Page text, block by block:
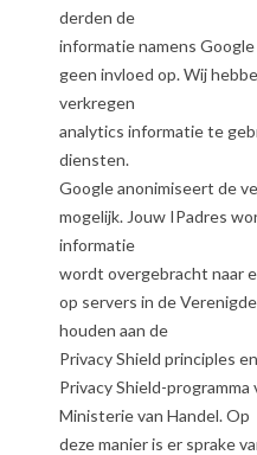
derden de
informatie namens
geen invloed op. Wij
verkregen
analytics informatie te
diensten.
Google anonimiseert de
mogelijk. Jouw IPadres
informatie
wordt overgebracht naar
op servers in de
houden aan de
Privacy Shield principles
Privacy Shield-
Ministerie van Handel. Op
deze manier is er sprake